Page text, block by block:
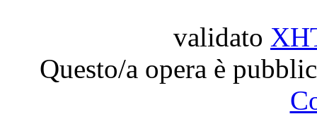
validato
Questo/a opera è